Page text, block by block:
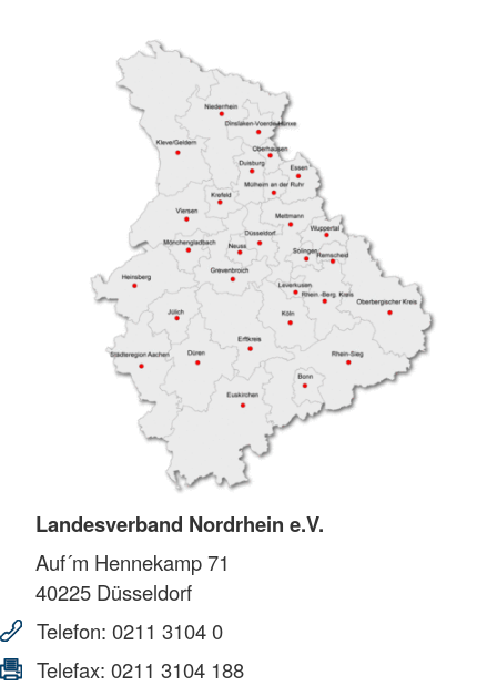
Landesverband Nordrhein e.V.
Auf´m Hennekamp 71
40225 Düsseldorf
Telefon: 0211 3104 0
Telefax: 0211 3104 188